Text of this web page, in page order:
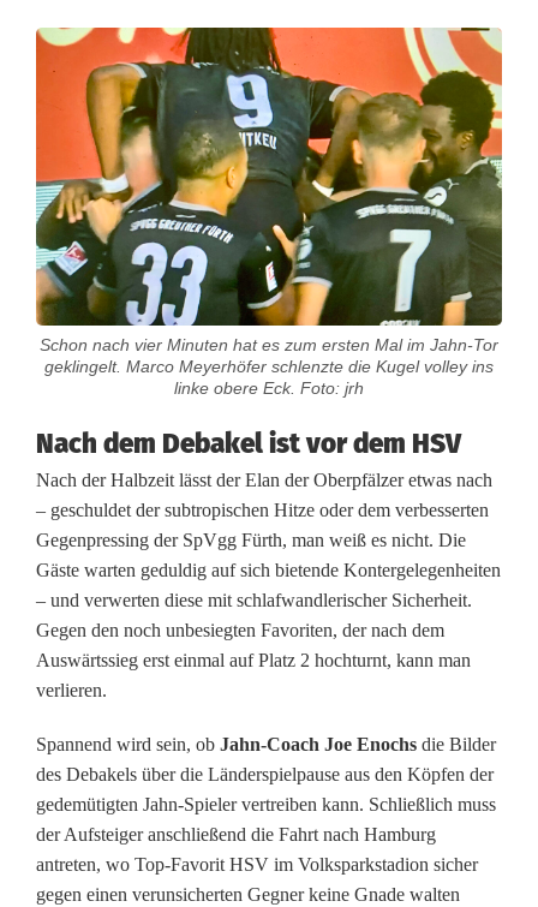
u
s
a
m
s
t
F
u
ß
b
a
l
l
–
u
Schon nach vier Minuten hat es zum ersten Mal im Jahn-Tor
geklingelt. Marco Meyerhöfer schlenzte die Kugel volley ins
linke obere Eck. Foto: jrh
Nach dem Debakel ist vor dem HSV
Nach der Halbzeit lässt der Elan der Oberpfälzer etwas nach
– geschuldet der subtropischen Hitze oder dem verbesserten
Gegenpressing der SpVgg Fürth, man weiß es nicht. Die
Gäste warten geduldig auf sich bietende Kontergelegenheiten
– und verwerten diese mit schlafwandlerischer Sicherheit.
Gegen den noch unbesiegten Favoriten, der nach dem
Auswärtssieg erst einmal auf Platz 2 hochturnt, kann man
verlieren.
Spannend wird sein, ob Jahn-Coach Joe Enochs die Bilder
des Debakels über die Länderspielpause aus den Köpfen der
gedemütigten Jahn-Spieler vertreiben kann. Schließlich muss
der Aufsteiger anschließend die Fahrt nach Hamburg
antreten, wo Top-Favorit HSV im Volksparkstadion sicher
gegen einen verunsicherten Gegner keine Gnade walten